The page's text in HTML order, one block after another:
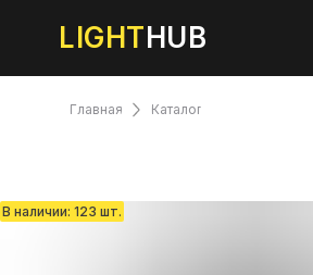
LIGHTHUB
Каталог
Главная